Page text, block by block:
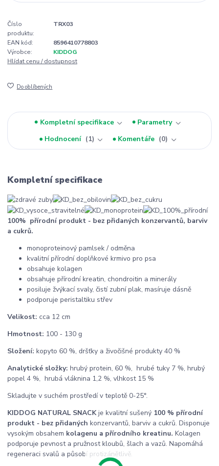
Číslo
produktu:
TRX03
EAN kód:
8596410778803
Výrobce:
KIDDOG
Hlídat cenu / dostupnost
Do oblíbených
Kompletní specifikace
Parametry
Hodnocení
1 Komentáře 0
Kompletní specifikace
100% přírodní produkt - bez přidaných konzervantů, barviv
a cukrů.
monoproteinový pamlsek / odměna
kvalitní přírodní doplňkové krmivo pro psa
obsahuje kolagen
obsahuje přírodní kreatin, chondroitin a minerály
posiluje žvýkací svaly, čistí zubní plak, masíruje dásně
podporuje peristaltiku střev
Velikost: cca 12 cm
Hmotnost: 100 - 130 g
Složení: kopyto 60 %, dršťky a živočišné produkty 40 %
Analytické složky: hrubý protein, 60 %, hrubé tuky 7 %, hrubý
popel 4 %, hrubá vláknina 1,2 %, vlhkost 15 %
Skladujte v suchém prostředí v teplotě 0-25°.
KIDDOG NATURAL SNACKje kvalitní sušený 100 % přírodní
produkt - bez přidaných konzervantů, barviv a cukrů. Disponuje
vysokým obsahem kolagenu a přírodního kreatinu. Kolagen
podporuje pevnost a pružnost kloubů, šlach a vazů. Napomáhá
regeneraci svalů a působí protizánětlivě.